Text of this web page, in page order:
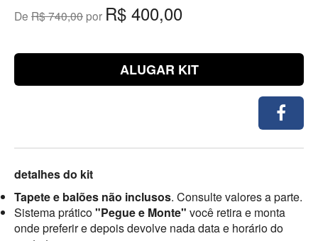
De R$ 740,00 por R$ 400,00
ALUGAR KIT
detalhes do kit
Tapete e balões não inclusos. Consulte valores a parte.
Sistema prático"Pegue e Monte" você retira e monta
onde preferir e depois devolve nada data e horário do